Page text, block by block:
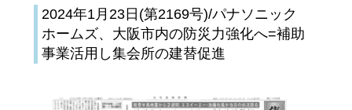
2024年1月23日(第2169号)/パナソニック
ホームズ、大阪市内の防災力強化へ=補助
事業活用し集会所の建替促進